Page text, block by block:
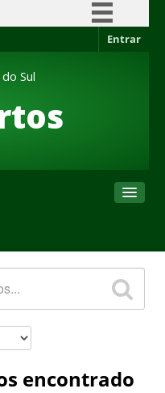
Acesso à informação
Canais
Entrar
Sul
encontrado